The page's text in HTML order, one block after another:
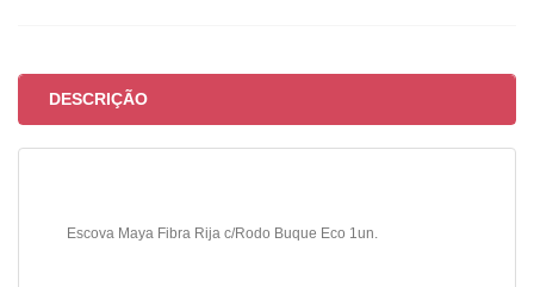
DESCRIÇÃO
Escova Maya Fibra Rija c/Rodo Buque Eco 1un.